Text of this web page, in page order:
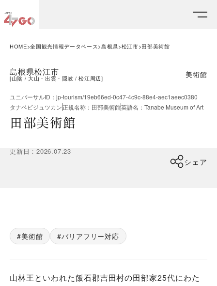
HOME 全国観光情報データベース 島根県 松江市 田部美術館
島根県松江市
[山陰 大山・出雲・隠岐 松江周辺] 美術館
ユニバーサルID ： jp-tourism/19eb66ed-0c47-4c9c-88e4-aec1aeec0380
タナベビジュツカン正規名称 ： 田部美術館英語名 ： Tanabe Museum of Art
田部美術館
更新日 ：2026.07.23
シェア
美術館 バリアフリー対応
山林王といわれた飯石郡吉田村の田部家25代にわた